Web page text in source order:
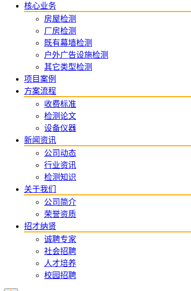
核心业务
房屋检测
厂房检测
既有幕墙检测
户外广告设施检测
其它类型检测
项目案例
方案流程
收费标准
检测论文
设备仪器
新闻资讯
公司动态
行业资讯
检测知识
关于我们
公司简介
荣誉资质
招才纳贤
诚聘专家
社会招聘
人才培养
校园招聘